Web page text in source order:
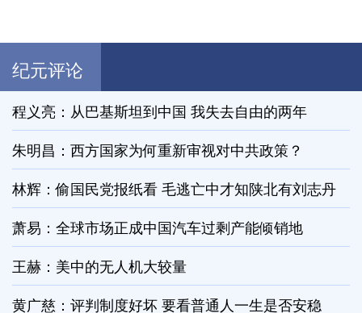
纪元评论
程义亮：从巴基斯坦到中国 我失去自由的两年
朱明昌：西方国家为何重新审视对中共政策？
林辉：偷国民党报纸看 毛逃亡中才知陕北有刘志丹
萧易：全球市场正成中国汽车过剩产能倾销地
王赫：美中的无人机大较量
黄广慈：评判制度好坏 要看普通人一生是否安稳